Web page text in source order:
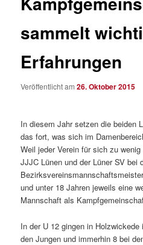
sammelt
Erfahrungen
Veröffentlicht am26. Oktober 2015
In diesem Jahr setzen die beiden
das fort, was sich im
Weil jeder Verein für sich zu
JJJC Lünen und der Lüner SV bei
und unter 18 Jahren jeweils eine
Mannschaft als
In der U 12 gingen in
den Jungen und immerhin 8 bei